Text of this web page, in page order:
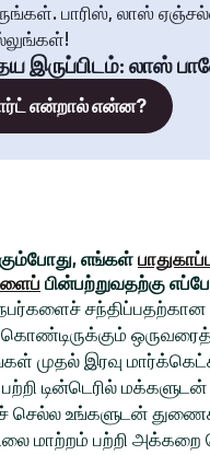
பாரிஸ், லாஸ்
இருப்பிடம்: லாஸ்
என்றால் என்ன?
எங்கள்
பின்பற்றுவதற்கு
நபர்களைச்
ஒருவரைத்
முதல் இரவு
டின்டெரில்
செல்ல உங்களுடன்
மாற்றம் பற்றி